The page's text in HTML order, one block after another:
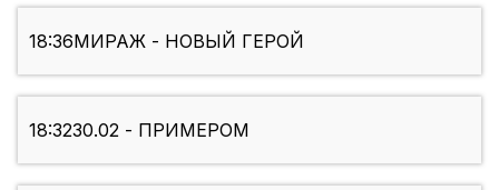
18:36МИРАЖ - НОВЫЙ ГЕРОЙ
18:3230.02 - ПРИМЕРОМ